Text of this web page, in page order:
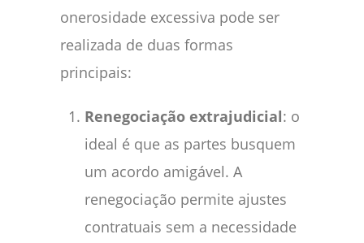
onerosidade excessiva pode ser
realizada de duas formas
principais:
Renegociação extrajudicial: o
ideal é que as partes busquem
um acordo amigável. A
renegociação permite ajustes
contratuais sem a necessidade